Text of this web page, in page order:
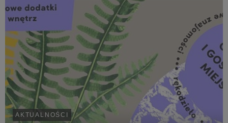
AKTUALNOŚCI